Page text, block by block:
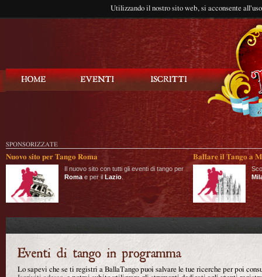
Utilizzando il nostro sito web, si acconsente
SPONSORIZZATE
Nuovo sito per Tango Roma
Il nuovo sito con tutti gli eventi di tango per
Roma e per il Lazio
Ballare il Tango a
Lo sapevi che se ti registri a BallaTango puoi salvare le tue ricerche per poi